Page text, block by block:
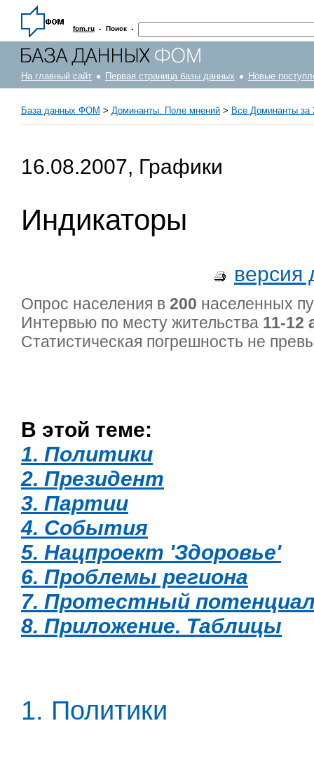
fom.ru · Поиск ·
На главный сайт Первая страница базы данных Новые
База данных ФОМ > Доминанты. Поле мнений > Все Доминанты за
16.08.2007, Графики
Индикаторы
версия
Опрос населения в 200 населенных
Интервью по месту жительства 11-12
Статистическая погрешность не
В этой теме:
1. Политики
2. Президент
3. Партии
4. События
5. Нацпроект 'Здоровье'
6. Проблемы региона
7. Протестный
8. Приложение. Таблицы
1. Политики